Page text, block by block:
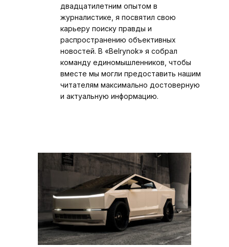
двадцатилетним опытом в
журналистике, я посвятил свою
карьеру поиску правды и
распространению объективных
новостей. В «Belrynok» я собрал
команду единомышленников, чтобы
вместе мы могли предоставить нашим
читателям максимально достоверную
и актуальную информацию.